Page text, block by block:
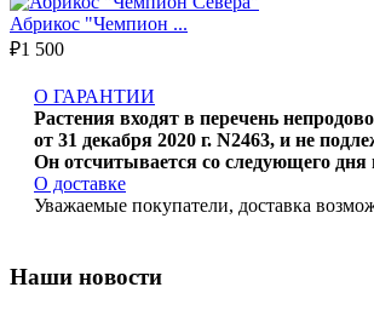
Абрикос "Чемпион ...
₽1 500
О ГАРАНТИИ
Растения входят в перечень
от 31 декабря 2020 г. N2463, и не
Он отсчитывается со следующего
О доставке
Уважаемые покупатели, доставка
Наши новости